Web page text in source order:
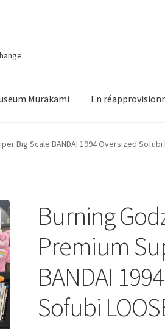
Murakami En
Big Scale BANDAI 1994 Oversized Sofubi
Burning
Premium
BANDAI
Sofubi